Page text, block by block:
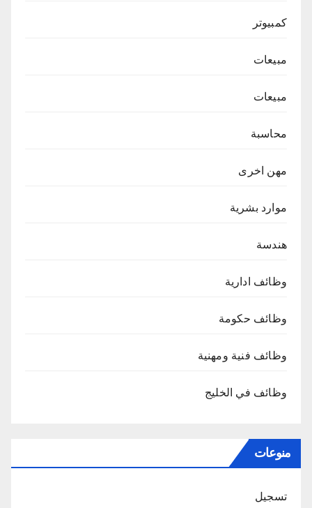
كمبيوتر
مبيعات
مبيعات
محاسبة
مهن اخرى
موارد بشرية
هندسة
وظائف ادارية
وظائف حكومة
وظائف فنية ومهنية
وظائف في الخليج
منوعات
تسجيل